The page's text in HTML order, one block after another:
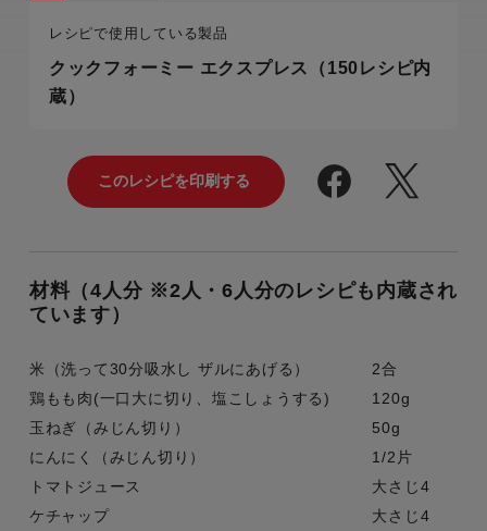
レシピで使用している製品
クックフォーミー エクスプレス（150レシピ内
蔵）
材料（4人分 ※2人・6人分のレシピも内蔵され
ています）
米（洗って30分吸水し ザルにあげる）
2合
鶏もも肉(一口大に切り、塩こしょうする)
120g
玉ねぎ（みじん切り）
50g
にんにく（みじん切り）
1/2片
トマトジュース
大さじ4
ケチャップ
大さじ4